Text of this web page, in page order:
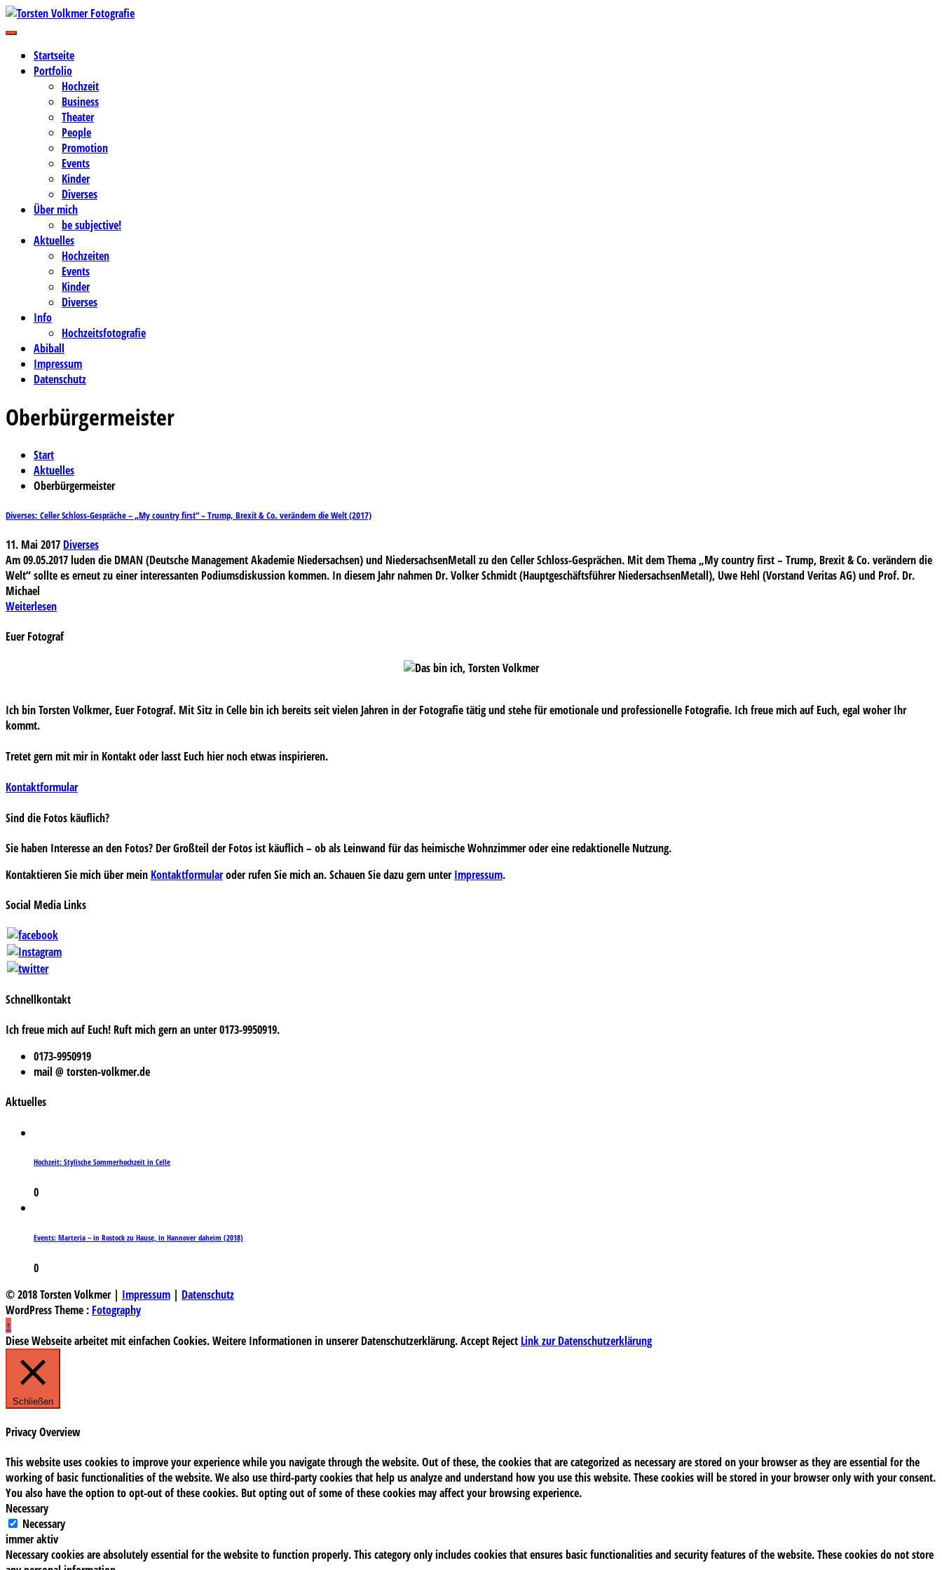
Zum
Inhalt
Torsten Volkmer Fotografie
Business-, Portrait- und Hochzeitsfotografie
Startseite
Portfolio
Hochzeit
Business
Theater
People
Promotion
Events
Kinder
Diverses
Über mich
be subjective!
Aktuelles
Hochzeiten
Events
Kinder
Diverses
Info
Hochzeitsfotografie
Abiball
Impressum
Datenschutz
Oberbürgermeister
Start
Aktuelles
Oberbürgermeister
Diverses: Celler Schloss-Gespräche – „My country first“ – Trump, Brexit & Co. verändern die Welt (2017)
11. Mai 2017 Diverses
Am 09.05.2017 luden die DMAN (Deutsche Management Akademie Niedersachsen) und NiedersachsenMetall zu den Celler Schloss-Gesprächen. Mit dem Thema „My country first – Trump, Brexit & Co. verändern die
Welt“ sollte es erneut zu einer interessanten Podiumsdiskussion kommen. In diesem Jahr nahmen Dr. Volker Schmidt (Hauptgeschäftsführer NiedersachsenMetall), Uwe Hehl (Vorstand Veritas AG) und Prof. Dr.
Michael
Weiterlesen
Euer Fotograf
Ich bin Torsten Volkmer, Euer Fotograf. Mit Sitz in Celle bin ich bereits seit vielen Jahren in der Fotografie tätig und stehe für emotionale und professionelle Fotografie. Ich freue mich auf Euch, egal woher Ihr
kommt.
Tretet gern mit mir in Kontakt oder lasst Euch hier noch etwas inspirieren.
Kontaktformular
Sind die Fotos käuflich?
Sie haben Interesse an den Fotos? Der Großteil der Fotos ist käuflich – ob als Leinwand für das heimische Wohnzimmer oder eine redaktionelle Nutzung.
Kontaktieren Sie mich über mein Kontaktformularoder rufen Sie mich an. Schauen Sie dazu gern unterImpressum.
Social Media Links
Schnellkontakt
Ich freue mich auf Euch! Ruft mich gern an unter 0173-9950919.
0173-9950919
mail @ torsten-volkmer.de
Aktuelles
Hochzeit: Stylische Sommerhochzeit in Celle
0
Events: Marteria – in Rostock zu Hause, in Hannover daheim (2018)
0
© 2018 Torsten Volkmer | Impressum | Datenschutz
WordPress Theme : Fotography
↑
Diese Webseite arbeitet mit einfachen Cookies. Weitere Informationen in unserer Datenschutzerklärung.Accept Reject Link zur Datenschutzerklärung
Schließen
Privacy Overview
This website uses cookies to improve your experience while you navigate through the website. Out of these, the cookies that are categorized as necessary are stored on your browser as they are essential for the
working of basic functionalities of the website. We also use third-party cookies that help us analyze and understand how you use this website. These cookies will be stored in your browser only with your consent.
You also have the option to opt-out of these cookies. But opting out of some of these cookies may affect your browsing experience.
Necessary
Necessary
immer aktiv
Necessary cookies are absolutely essential for the website to function properly. This category only includes cookies that ensures basic functionalities and security features of the website. These cookies do not store